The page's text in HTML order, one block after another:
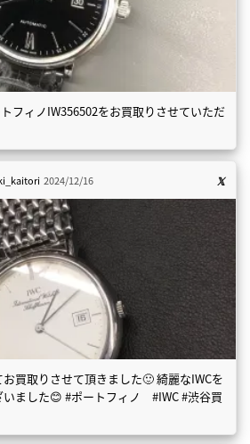
フィノIW356502をお買取りさせていただ
2024/12/16
買取りさせて頂きました🙂 綺麗なIWCを
いました😊 #ポートフィノ #IWC #渋谷買